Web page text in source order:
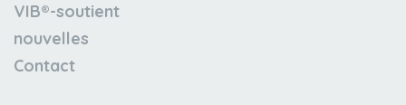
VIB®-soutient
nouvelles
Contact